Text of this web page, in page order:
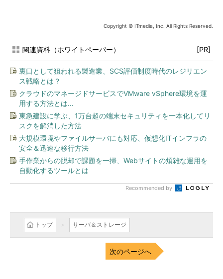
Copyright © ITmedia, Inc. All Rights Reserved.
関連資料（ホワイトペーパー） [PR]
裏口として狙われる製造業、SCS評価制度時代のレジリエン
ス戦略とは？
クラウドのマネージドサービスでVMware vSphere環境を運
用する方法とは...
東急建設に学ぶ、1万台超の端末セキュリティを一本化してリ
スクを解消した方法
大規模環境やファイルサーバにも対応、仮想化ITインフラの
安全＆迅速な移行方法
手作業からの脱却で課題を一掃、Webサイトの煩雑な運用を
自動化するツールとは
Recommended by
トップ サーバ＆ストレージ
次のページへ